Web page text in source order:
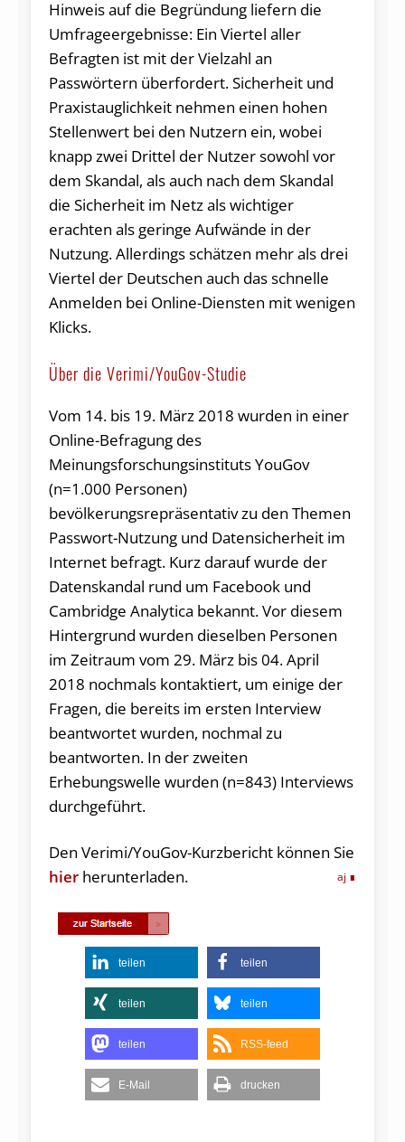
Hinweis auf die Begründung liefern die
Umfrageergebnisse: Ein Viertel aller
Befragten ist mit der Vielzahl an
Passwörtern überfordert. Sicherheit und
Praxistauglichkeit nehmen einen hohen
Stellenwert bei den Nutzern ein, wobei
knapp zwei Drittel der Nutzer sowohl vor
dem Skandal, als auch nach dem Skandal
die Sicherheit im Netz als wichtiger
erachten als geringe Aufwände in der
Nutzung. Allerdings schätzen mehr als drei
Viertel der Deutschen auch das schnelle
Anmelden bei Online-Diensten mit wenigen
Klicks.
Über die Verimi/YouGov-Studie
Vom 14. bis 19. März 2018 wurden in einer
Online-Befragung des
Meinungsforschungsinstituts YouGov
(n=1.000 Personen)
bevölkerungsrepräsentativ zu den Themen
Passwort-Nutzung und Datensicherheit im
Internet befragt. Kurz darauf wurde der
Datenskandal rund um Facebook und
Cambridge Analytica bekannt. Vor diesem
Hintergrund wurden dieselben Personen
im Zeitraum vom 29. März bis 04. April
2018 nochmals kontaktiert, um einige der
Fragen, die bereits im ersten Interview
beantwortet wurden, nochmal zu
beantworten. In der zweiten
Erhebungswelle wurden (n=843) Interviews
durchgeführt.
Den Verimi/YouGov-Kurzbericht können Sie
hierherunterladen. aj
teilen teilen
teilen teilen
teilen RSS-feed
E-Mail drucken